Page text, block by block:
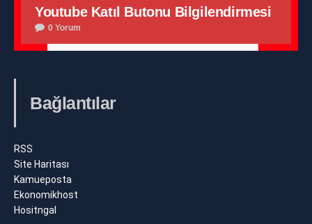
Youtube Katıl Butonu Bilgilendirmesi
0 Yorum
Bağlantılar
RSS
Site Haritası
Kamueposta
Ekonomikhost
Hositngal